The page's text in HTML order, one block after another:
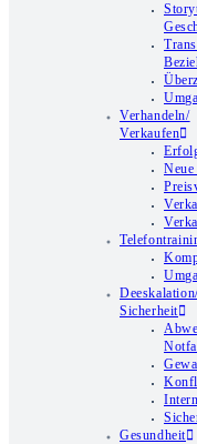
Verhandeln/
Verkaufen
Sicherheit
Gesundheit